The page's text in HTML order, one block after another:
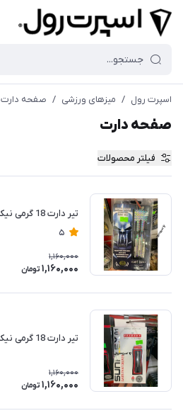
اسپرت رول / میزهای ورزشی / صفحه دارت
صفحه دارت
فیلتر محصولات
تیر دارت 18 گرمی نیکل
5
1,160,000
1,160,000 تومان
تیر دارت 18 گرمی نیکل کروم
1,160,000
1,160,000 تومان